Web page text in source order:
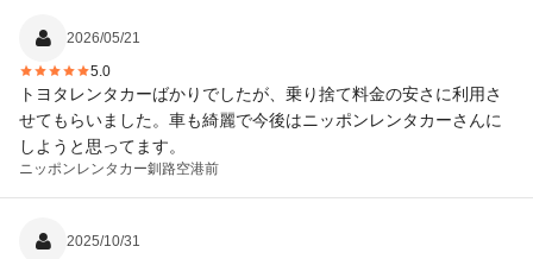
2026/05/21
5.0
トヨタレンタカーばかりでしたが、乗り捨て料金の安さに利用さ
せてもらいました。車も綺麗で今後はニッポンレンタカーさんに
しようと思ってます。
ニッポンレンタカー釧路空港前
2025/10/31